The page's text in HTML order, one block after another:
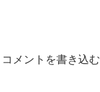
コメントを書き込む